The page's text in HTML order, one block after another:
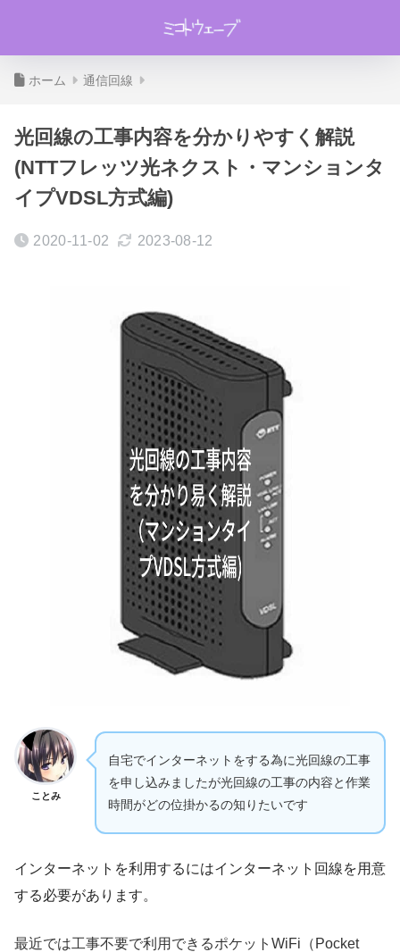
ホーム 通信回線
光回線の工事内容を分かりやすく解説
(NTTフレッツ光ネクスト・マンションタ
イプVDSL方式編)
2020-11-02 2023-08-12
ことみ
自宅でインターネットをする為に光回線の工事
を申し込みましたが光回線の工事の内容と作業
時間がどの位掛かるの知りたいです
インターネットを利用するにはインターネット回線を用意
する必要があります。
最近では工事不要で利用できるポケットWiFi（Pocket